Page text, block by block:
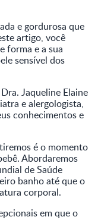
e gordurosa que
artigo, você
forma e a sua
sensível dos
Jaqueline Elaine
e alergologista,
conhecimentos e
é o momento
Abordaremos
de Saúde
banho até que o
corporal.
em que o